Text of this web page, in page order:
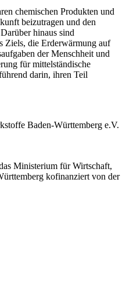
chemischen Produkten und
beizutragen und den
hinaus sind
Ziels, die Erderwärmung auf
der Menschheit und
für mittelständische
darin, ihren Teil
Baden-Württemberg e.V.
Ministerium für Wirtschaft,
kofinanziert von der